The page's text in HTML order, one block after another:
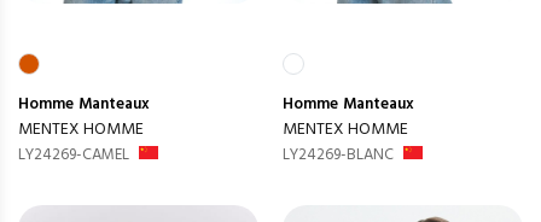
Homme Manteaux
MENTEX HOMME
LY24269-CAMEL
Homme Manteaux
MENTEX HOMME
LY24269-BLANC